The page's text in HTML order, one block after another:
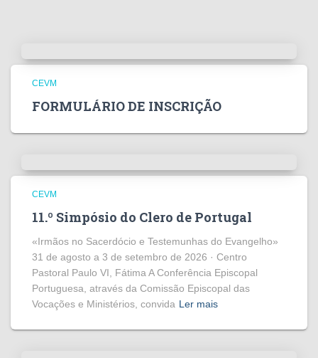
CEVM
FORMULÁRIO DE INSCRIÇÃO
CEVM
11.º Simpósio do Clero de Portugal
«Irmãos no Sacerdócio e Testemunhas do Evangelho»
31 de agosto a 3 de setembro de 2026 · Centro
Pastoral Paulo VI, Fátima A Conferência Episcopal
Portuguesa, através da Comissão Episcopal das
Vocações e Ministérios, convida Ler mais